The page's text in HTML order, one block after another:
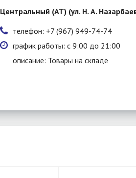
Центральный (АТ) (ул. Н. А.
телефон: +7 (967) 949-74-74
график работы: с 9:00 до 21:00
описание: Товары на складе